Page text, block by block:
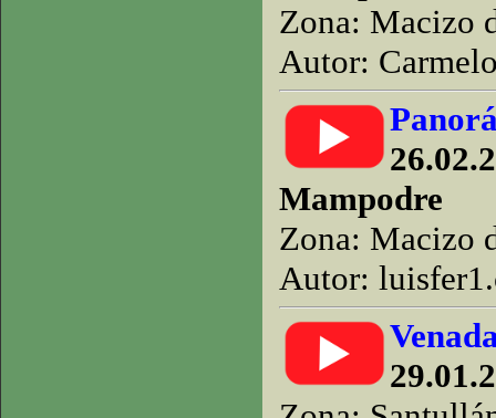
Zona: Macizo
Autor:
Mampodre
Zona: Macizo
Autor: